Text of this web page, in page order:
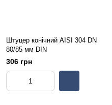
Штуцер конічний AISI 304 DN
80/85 мм DIN
306 грн